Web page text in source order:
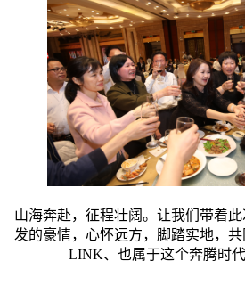
山海奔赴，征程壮阔。让我们带着
发的豪情，心怀远方，脚踏实地，
LINK、也属于这个奔腾时代